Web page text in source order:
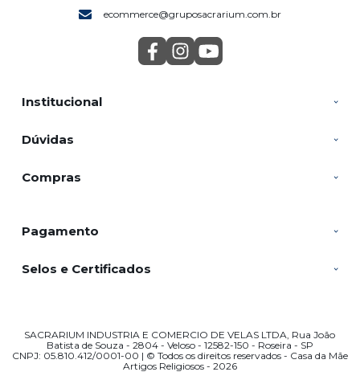
Institucional
Dúvidas
Compras
ecommerce@gruposacrarium.com.br
Pagamento
Selos e Certificados
SACRARIUM INDUSTRIA E COMERCIO DE VELAS LTDA, Rua João
Batista de Souza - 2804 - Veloso - 12582-150 - Roseira - SP
CNPJ: 05.810.412/0001-00 | © Todos os direitos reservados - Casa da Mãe
Artigos Religiosos - 2026